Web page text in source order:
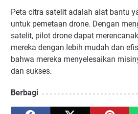
Peta citra satelit adalah alat bantu
untuk pemetaan drone. Dengan
satelit, pilot drone dapat
mereka dengan lebih mudah dan
bahwa mereka menyelesaikan
dan sukses.
Berbagi